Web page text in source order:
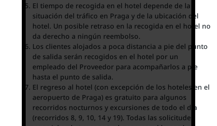
El tiempo de recogida en el hotel depende de la
situación del tráfico en Praga y de la ubicación del
hotel. Un posible retraso en la recogida en el hotel no
da derecho a ningún reembolso.
Los clientes alojados a poca distancia a pie del punto
de salida serán recogidos en el hotel por un
empleado del Proveedor para acompañarlos a pie
hasta el punto de salida.
El regreso al hotel (con excepción de los hoteles en el
aeropuerto de Praga) es gratuito para algunos
recorridos nocturnos y excursiones de todo el día
(recorridos 8, 9, 10, 14 y 19). Todas las solicitudes